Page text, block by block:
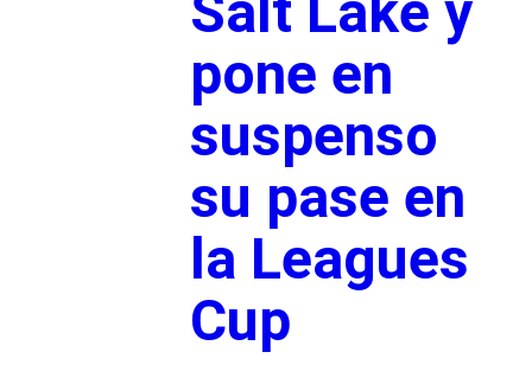
pone en
suspenso
su pase en
la Leagues
Cup